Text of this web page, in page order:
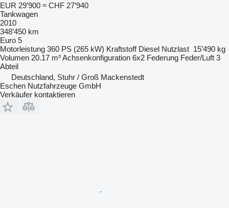
EUR 29’900 ≈ CHF 27’940
Tankwagen
2010
348’450 km
Euro 5
Motorleistung 360 PS (265 kW) Kraftstoff Diesel Nutzlast 15’490 kg
Volumen 20.17 m³Achsenkonfiguration 6x2 Federung Feder/Luft 3
Abteil
Deutschland, Stuhr / Groß Mackenstedt
Eschen Nutzfahrzeuge GmbH
Verkäufer kontaktieren